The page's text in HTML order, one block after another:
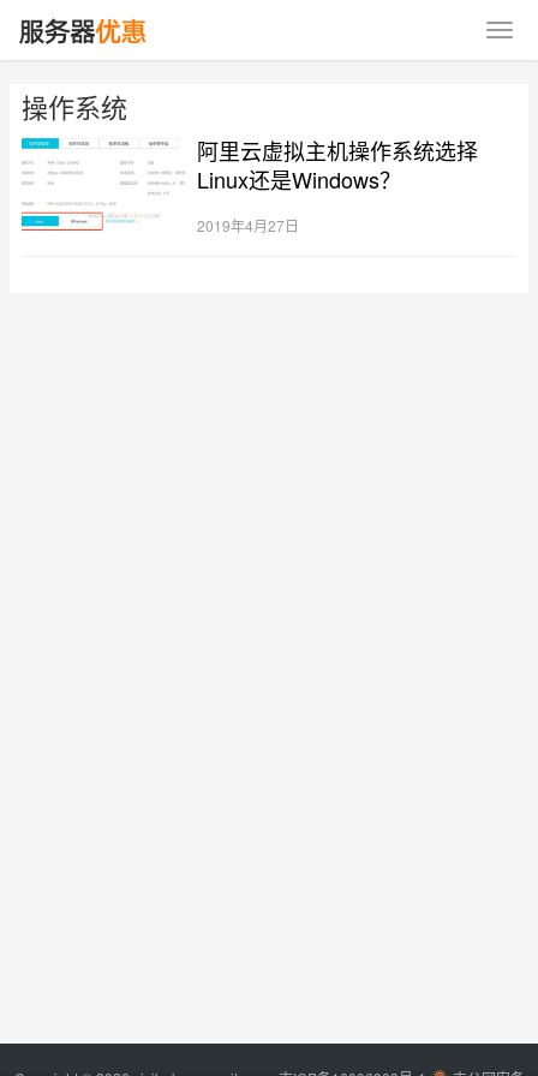
操作系统
阿里云虚拟主机操作系统选择
Linux还是Windows？
2019年4月27日